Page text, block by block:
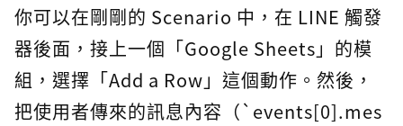
你可以在剛剛的 Scenario 中，在 LINE 觸發
器後面，接上一個「Google Sheets」的模
組，選擇「Add a Row」這個動作。然後，
把使用者傳來的訊息內容（`events[0].mes